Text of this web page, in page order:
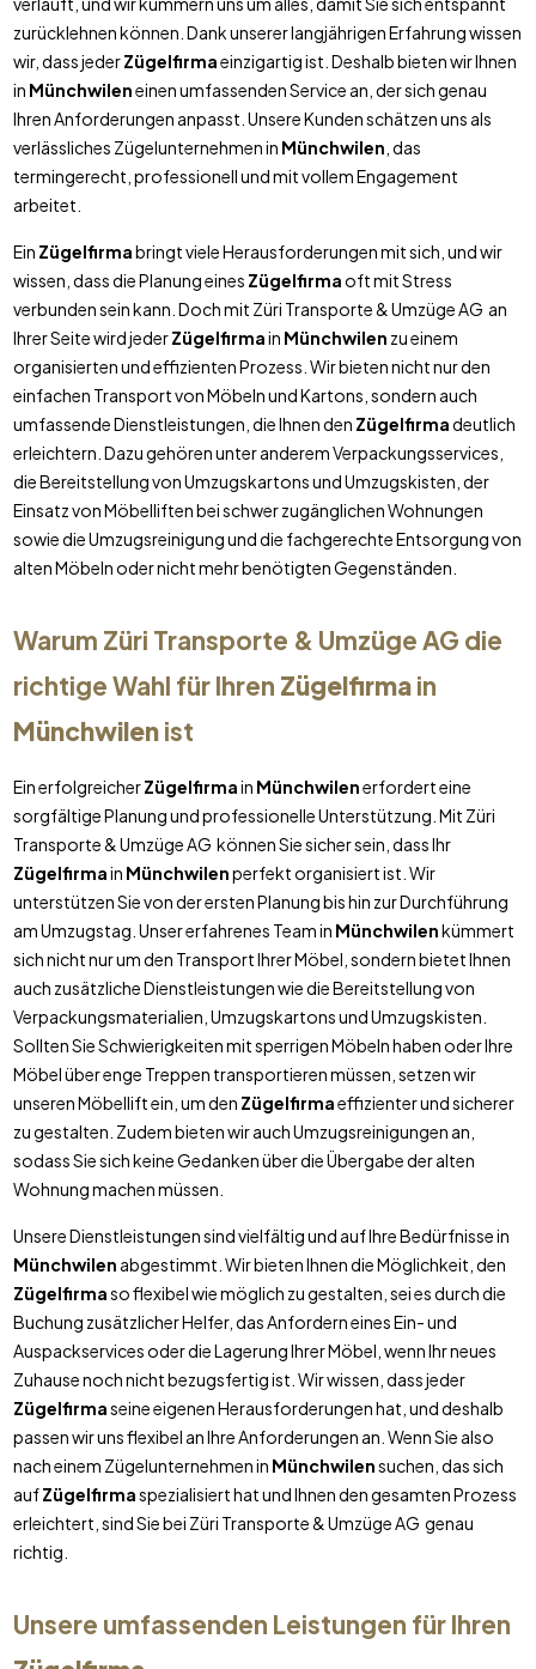
zurücklehnen können. Dank unserer langjährigen Erfahrung wissen
wir, dass jederZügelfirmaeinzigartig ist. Deshalb bieten wir Ihnen
in Münchwileneinen umfassenden Service an, der sich genau
Ihren Anforderungen anpasst. Unsere Kunden schätzen uns als
verlässliches Zügelunternehmen in Münchwilen , das
termingerecht, professionell und mit vollem Engagement
arbeitet.
Ein Zügelfirmabringt viele Herausforderungen mit sich, und wir
wissen, dass die Planung eines Zügelfirmaoft mit Stress
verbunden sein kann. Doch mit Züri Transporte & Umzüge AG an
Ihrer Seite wird jederZügelfirmain Münchwilen zu einem
organisierten und effizienten Prozess. Wir bieten nicht nur den
einfachen Transport von Möbeln und Kartons, sondern auch
umfassende Dienstleistungen, die Ihnen den Zügelfirmadeutlich
erleichtern. Dazu gehören unter anderem Verpackungsservices,
die Bereitstellung von Umzugskartons und Umzugskisten, der
Einsatz von Möbelliften bei schwer zugänglichen Wohnungen
sowie die Umzugsreinigung und die fachgerechte Entsorgung von
alten Möbeln oder nicht mehr benötigten Gegenständen.
Warum Züri Transporte & Umzüge AG die
richtige Wahl für Ihren Zügelfirmain
Münchwilenist
Ein erfolgreicherZügelfirmain Münchwilenerfordert eine
sorgfältige Planung und professionelle Unterstützung. Mit Züri
Transporte & Umzüge AG können Sie sicher sein, dass Ihr
Zügelfirmain Münchwilenperfekt organisiert ist. Wir
unterstützen Sie von der ersten Planung bis hin zur Durchführung
am Umzugstag. Unser erfahrenes Team in Münchwilenkümmert
sich nicht nur um den Transport Ihrer Möbel, sondern bietet Ihnen
auch zusätzliche Dienstleistungen wie die Bereitstellung von
Verpackungsmaterialien, Umzugskartons und Umzugskisten.
Sollten Sie Schwierigkeiten mit sperrigen Möbeln haben oder Ihre
Möbel über enge Treppen transportieren müssen, setzen wir
unseren Möbellift ein, um den Zügelfirmaeffizienter und sicherer
zu gestalten. Zudem bieten wir auch Umzugsreinigungen an,
sodass Sie sich keine Gedanken über die Übergabe der alten
Wohnung machen müssen.
Unsere Dienstleistungen sind vielfältig und auf Ihre Bedürfnisse in
Münchwilen abgestimmt. Wir bieten Ihnen die Möglichkeit, den
Zügelfirmaso flexibel wie möglich zu gestalten, sei es durch die
Buchung zusätzlicher Helfer, das Anfordern eines Ein- und
Auspackservices oder die Lagerung Ihrer Möbel, wenn Ihr neues
Zuhause noch nicht bezugsfertig ist. Wir wissen, dass jeder
Zügelfirmaseine eigenen Herausforderungen hat, und deshalb
passen wir uns flexibel an Ihre Anforderungen an. Wenn Sie also
nach einem Zügelunternehmen in Münchwilensuchen, das sich
aufZügelfirmaspezialisiert hat und Ihnen den gesamten Prozess
erleichtert, sind Sie bei Züri Transporte & Umzüge AG genau
richtig.
Unsere umfassenden Leistungen für Ihren